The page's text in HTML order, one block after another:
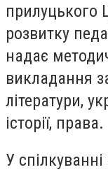
прилуцького
розвитку
надає
викладання
літератури,
історії, права.
У